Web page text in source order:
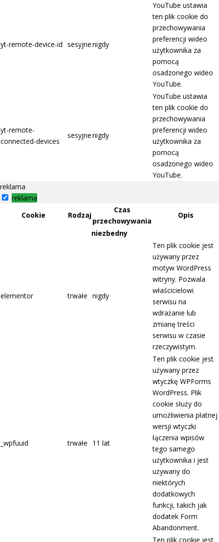
yt-remote-device-id sesyjnenigdy
YouTube ustawia
ten plik cookie do
przechowywania
preferencji wideo
użytkownika za
pomocą
osadzonego wideo
YouTube.
yt-remote-
connected-devices
sesyjnenigdy
YouTube ustawia
ten plik cookie do
przechowywania
preferencji wideo
użytkownika za
pomocą
osadzonego wideo
YouTube.
reklama
reklama
Cookie
Rodzaj
Czas
przechowywania
Opis
niezbedny
elementor trwałe nigdy
Ten plik cookie jest
używany przez
motyw WordPress
witryny. Pozwala
właścicielowi
serwisu na
wdrażanie lub
zmianę treści
serwisu w czasie
rzeczywistym.
_wpfuuid trwałe 11 lat
Ten plik cookie jest
używany przez
wtyczkę WPForms
WordPress. Plik
cookie służy do
umożliwienia płatnej
wersji wtyczki
łączenia wpisów
tego samego
użytkownika i jest
używany do
niektórych
dodatkowych
funkcji, takich jak
dodatek Form
Abandonment.
Ten plik cookie jest